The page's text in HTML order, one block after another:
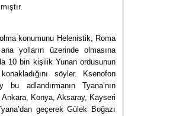
konumunu Helenistik, Roma
yolların üzerinde olmasına
10 bin kişilik Yunan ordusunun
söyler. Ksenofon
adlandırmanın Tyana’nın
Konya, Aksaray, Kayseri
geçerek Gülek Boğazı